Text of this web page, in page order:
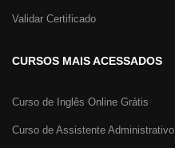
Validar Certificado
CURSOS MAIS ACESSADOS
Curso de Inglês Online Grátis
Curso de Assistente Administrativo